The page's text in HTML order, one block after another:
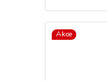
Akce